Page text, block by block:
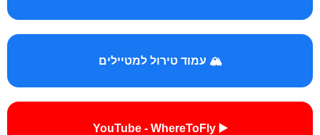
🏔️ עמוד טירול למטיילים
▶️ YouTube - WhereToFly